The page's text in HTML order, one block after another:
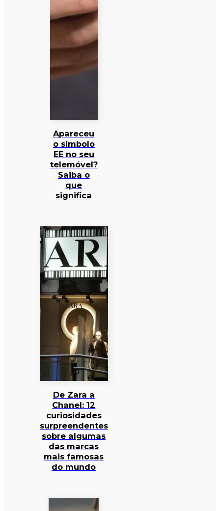
Apareceu
o símbolo
EE no seu
telemóvel?
Saiba o
que
significa
De Zara a
Chanel: 12
curiosidades
surpreendentes
sobre algumas
das marcas
mais famosas
do mundo